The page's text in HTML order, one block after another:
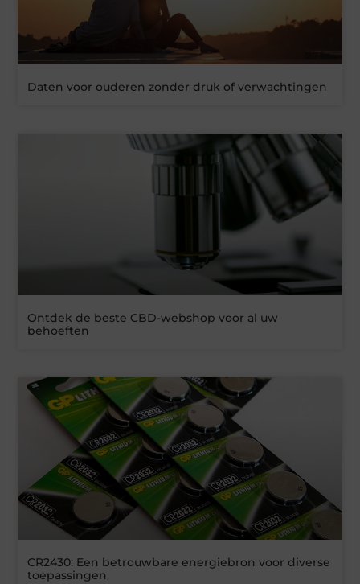
Daten voor ouderen zonder druk of verwachtingen
Ontdek de beste CBD-webshop voor al uw
behoeften
CR2430: Een betrouwbare energiebron voor diverse
toepassingen